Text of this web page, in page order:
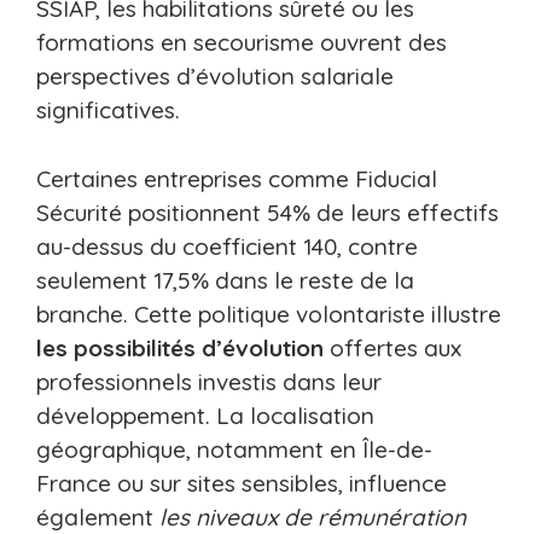
SSIAP, les habilitations sûreté ou les
formations en secourisme ouvrent des
perspectives d’évolution salariale
significatives.
Certaines entreprises comme Fiducial
Sécurité positionnent 54% de leurs effectifs
au-dessus du coefficient 140, contre
seulement 17,5% dans le reste de la
branche. Cette politique volontariste illustre
les possibilités d’évolution offertes aux
professionnels investis dans leur
développement. La localisation
géographique, notamment en Île-de-
France ou sur sites sensibles, influence
également les niveaux de rémunération